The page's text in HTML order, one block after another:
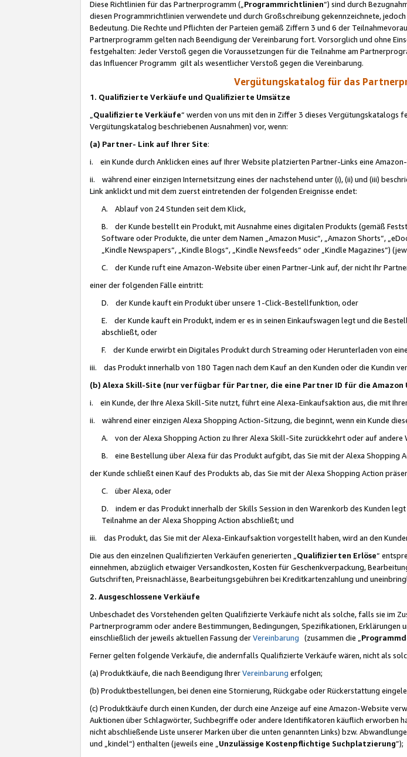
Diese Richtlinien für das Partnerprogramm („Programmrichtlinien“) sind durch
diesen Programmrichtlinien verwendete und durch Großschreibung gekennzeichnete,
Bedeutung. Die Rechte und Pflichten der Parteien gemäß Ziffern 3 und 6 der
Partnerprogramm gelten nach Beendigung der Vereinbarung fort. Vorsorglich und ohne
festgehalten: Jeder Verstoß gegen die Voraussetzungen für die Teilnahme am
das Influencer Programm gilt als wesentlicher Verstoß gegen die Vereinbarung.
Vergütungskatalog für das
1. Qualifizierte Verkäufe und Qualifizierte Umsätze
Qualifizierte Verkäufe“ werden von uns mit den in Ziffer 3 dieses
Vergütungskatalog beschriebenen Ausnahmen) vor, wenn:
(a) Partner- Link auf Ihrer Site:
i. ein Kunde durch Anklicken eines auf Ihrer Website platzierten Partner-Links eine
ii. während einer einzigen Internetsitzung eines der nachstehend unter (i), (ii) und (iii)
Link anklickt und mit dem zuerst eintretenden der folgenden Ereignisse endet:
A. Ablauf von 24 Stunden seit dem Klick,
B. der Kunde bestellt ein Produkt, mit Ausnahme eines digitalen Produkts (gemäß
Software oder Produkte, die unter dem Namen „Amazon Music“, „Amazon Shorts“,
„Kindle Newspapers“, „Kindle Blogs“, „Kindle Newsfeeds“ oder „Kindle Magazines“)
C. der Kunde ruft eine Amazon-Website über einen Partner-Link auf, der nicht Ihr
einer der folgenden Fälle eintritt:
D. der Kunde kauft ein Produkt über unsere 1-Click-Bestellfunktion, oder
E. der Kunde kauft ein Produkt, indem er es in seinen Einkaufswagen legt und die
abschließt, oder
F. der Kunde erwirbt ein Digitales Produkt durch Streaming oder Herunterladen von
iii. das Produkt innerhalb von 180 Tagen nach dem Kauf an den Kunden oder die Kundin
(b) Alexa Skill-Site (nur verfügbar für Partner, die eine Partner ID für die
i. ein Kunde, der Ihre Alexa Skill-Site nutzt, führt eine Alexa-Einkaufsaktion aus, die mit
ii. während einer einzigen Alexa Shopping Action-Sitzung, die beginnt, wenn ein Kunde
A. von der Alexa Shopping Action zu Ihrer Alexa Skill-Site zurückkehrt oder auf andere
B. eine Bestellung über Alexa für das Produkt aufgibt, das Sie mit der Alexa Shopping
der Kunde schließt einen Kauf des Produkts ab, das Sie mit der Alexa Shopping Action
C. über Alexa, oder
D. indem er das Produkt innerhalb der Skills Session in den Warenkorb des Kunden
Teilnahme an der Alexa Shopping Action abschließt; und
iii. das Produkt, das Sie mit der Alexa-Einkaufsaktion vorgestellt haben, wird an den
Die aus den einzelnen Qualifizierten Verkäufen generierten „ Qualifizierten Erlöse“
einnehmen, abzüglich etwaiger Versandkosten, Kosten für Geschenkverpackung,
Gutschriften, Preisnachlässe, Bearbeitungsgebühren bei Kreditkartenzahlung und
2. Ausgeschlossene Verkäufe
Unbeschadet des Vorstehenden gelten Qualifizierte Verkäufe nicht als solche, falls sie im
Partnerprogramm oder andere Bestimmungen, Bedingungen, Spezifikationen,
einschließlich der jeweils aktuellen Fassung derVereinbarung (zusammen die „
Ferner gelten folgende Verkäufe, die andernfalls Qualifizierte Verkäufe wären, nicht als
(a) Produktkäufe, die nach Beendigung IhrerVereinbarung erfolgen;
(b) Produktbestellungen, bei denen eine Stornierung, Rückgabe oder Rückerstattung
(c) Produktkäufe durch einen Kunden, der durch eine Anzeige auf eine Amazon-Website
Auktionen über Schlagwörter, Suchbegriffe oder andere Identifikatoren käuflich erworben
nicht abschließende Liste unserer Marken über die unten genannten Links) bzw.
und „kindel“) enthalten (jeweils eine „ Unzulässige Kostenpflichtige Suchplatzierung”);